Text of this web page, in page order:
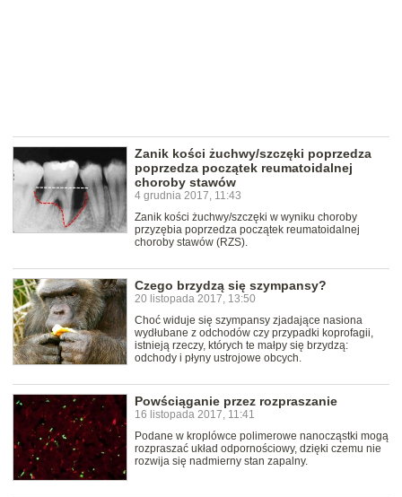
Zanik kości żuchwy/szczęki poprzedza
poprzedza początek reumatoidalnej
choroby stawów
4 grudnia 2017, 11:43
Zanik kości żuchwy/szczęki w wyniku choroby
przyzębia poprzedza początek reumatoidalnej
choroby stawów (RZS).
Czego brzydzą się szympansy?
20 listopada 2017, 13:50
Choć widuje się szympansy zjadające nasiona
wydłubane z odchodów czy przypadki koprofagii,
istnieją rzeczy, których te małpy się brzydzą:
odchody i płyny ustrojowe obcych.
Powściąganie przez rozpraszanie
16 listopada 2017, 11:41
Podane w kroplówce polimerowe nanocząstki mogą
rozpraszać układ odpornościowy, dzięki czemu nie
rozwija się nadmierny stan zapalny.